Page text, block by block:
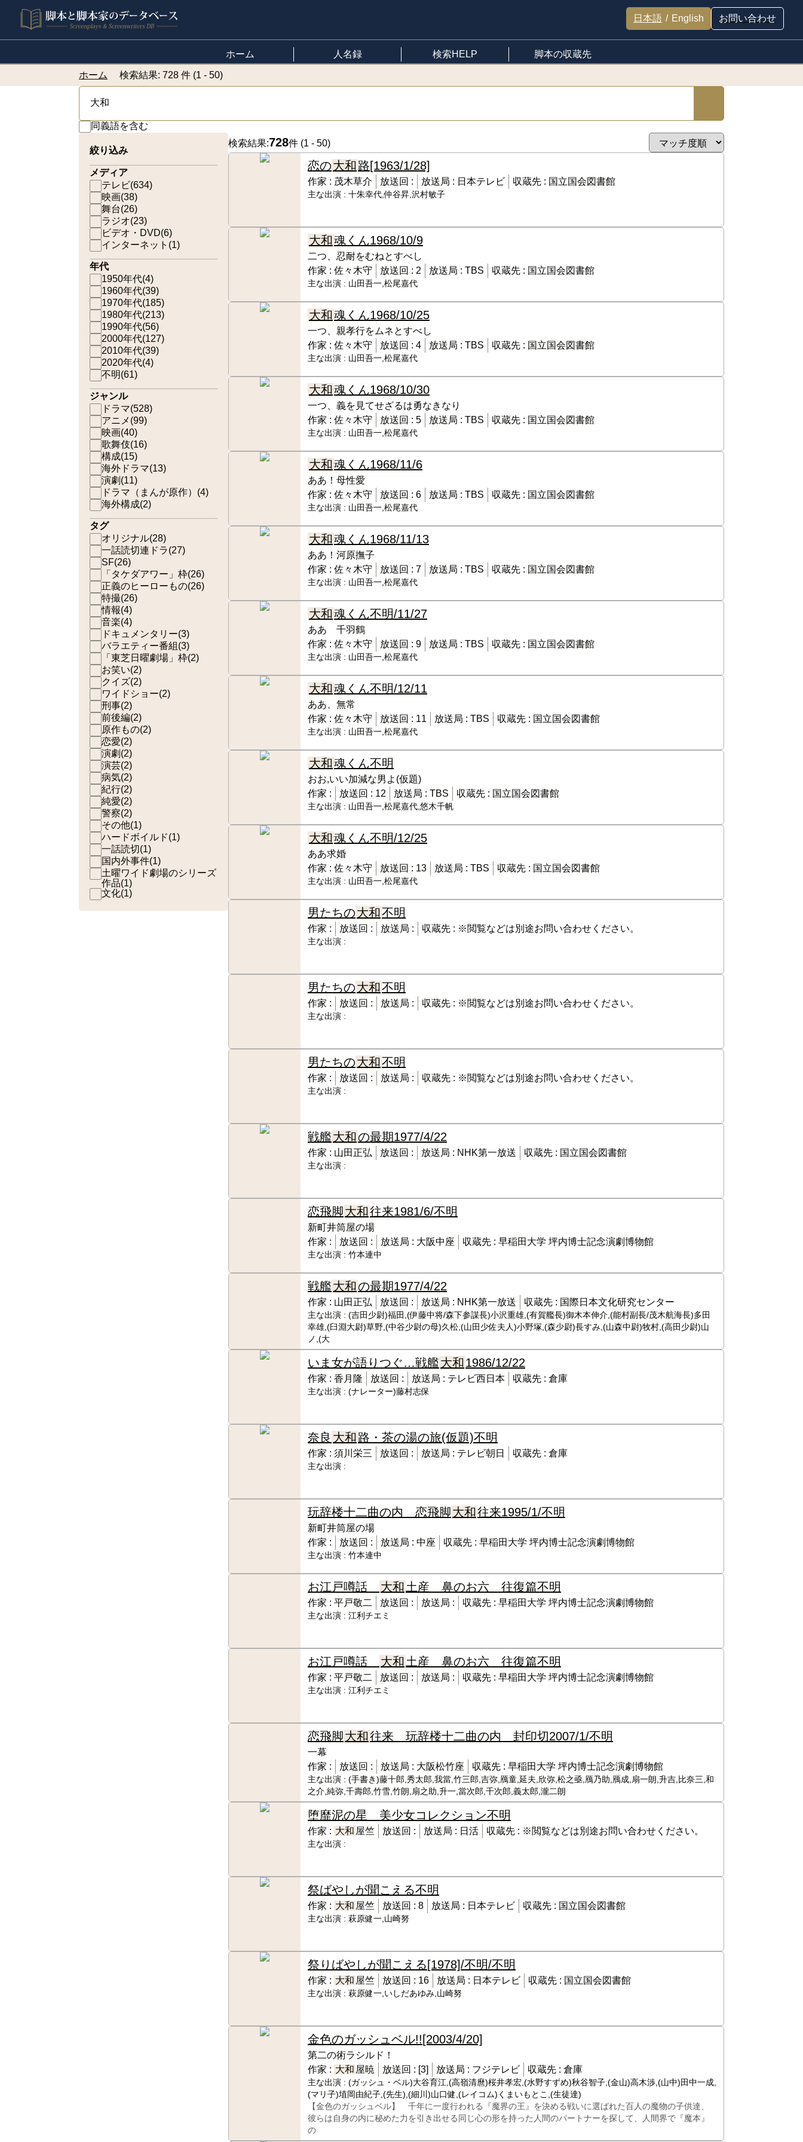
日本語 / English お問い合わせ
ホーム 人名録 検索HELP 脚本の収蔵先
ホーム 検索結果: 728 件 (1 - 50)
同義語を含む
絞り込み
メディア
テレビ(634)
映画(38)
舞台(26)
ラジオ(23)
ビデオ・DVD(6)
インターネット (1)
年代
1950年代(4)
1960年代(39)
1970年代(185)
1980年代(213)
1990年代(56)
2000年代(127)
2010年代(39)
2020年代(4)
不明(61)
ジャンル
ドラマ(528)
アニメ (99)
映画(40)
歌舞伎(16)
構成(15)
海外ドラマ(13)
演劇 (11)
ドラマ（まんが原作） (4)
海外構成(2)
タグ
オリジナル(28)
一話読切連ドラ(27)
SF(26)
「タケダアワー」枠(26)
正義のヒーローもの(26)
特撮(26)
情報(4)
音楽(4)
ドキュメンタリー(3)
バラエティー番組(3)
「東芝日曜劇場」枠(2)
お笑い(2)
クイズ(2)
ワイドショー(2)
刑事(2)
前後編(2)
原作もの(2)
恋愛(2)
演劇 (2)
演芸(2)
病気(2)
紀行(2)
純愛(2)
警察(2)
その他(1)
ハードボイルド(1)
一話読切(1)
国内外事件(1)
土曜ワイド劇場のシリーズ
作品(1)
文化(1)
検索結果:728件 (1 - 50)
恋の大和路[1963/1/28]
作家 : 茂木草介 放送回 : 放送局 : 日本テレビ 収蔵先 : 国立国会図書館
主な出演 : 十朱幸代,仲谷昇,沢村敏子
大和魂くん1968/10/9
二つ、忍耐をむねとすべし
作家 : 佐々木守 放送回 : 2 放送局 : TBS 収蔵先 : 国立国会図書館
主な出演 : 山田吾一,松尾嘉代
大和魂くん1968/10/25
一つ、親孝行をムネとすべし
作家 : 佐々木守 放送回 : 4 放送局 : TBS 収蔵先 : 国立国会図書館
主な出演 : 山田吾一,松尾嘉代
大和魂くん1968/10/30
一つ、義を見てせざるは勇なきなり
作家 : 佐々木守 放送回 : 5 放送局 : TBS 収蔵先 : 国立国会図書館
主な出演 : 山田吾一,松尾嘉代
大和魂くん1968/11/6
ああ！母性愛
作家 : 佐々木守 放送回 : 6 放送局 : TBS 収蔵先 : 国立国会図書館
主な出演 : 山田吾一,松尾嘉代
大和魂くん1968/11/13
ああ！河原撫子
作家 : 佐々木守 放送回 : 7 放送局 : TBS 収蔵先 : 国立国会図書館
主な出演 : 山田吾一,松尾嘉代
大和魂くん不明/11/27
ああ 千羽鶴
作家 : 佐々木守 放送回 : 9 放送局 : TBS 収蔵先 : 国立国会図書館
主な出演 : 山田吾一,松尾嘉代
大和魂くん不明/12/11
ああ、無常
作家 : 佐々木守 放送回 : 11 放送局 : TBS 収蔵先 : 国立国会図書館
主な出演 : 山田吾一,松尾嘉代
大和魂くん不明
おお,いい加減な男よ(仮題)
作家 :
放送回 : 12 放送局 : TBS 収蔵先 : 国立国会図書館
主な出演 : 山田吾一,松尾嘉代,悠木千帆
大和魂くん不明/12/25
ああ求婚
作家 : 佐々木守 放送回 : 13 放送局 : TBS 収蔵先 : 国立国会図書館
主な出演 : 山田吾一,松尾嘉代
男たちの大和不明
作家 : 放送回 : 放送局 : 収蔵先 : ※閲覧などは別途お問い合わせください。
主な出演 :
男たちの大和不明
作家 : 放送回 : 放送局 : 収蔵先 : ※閲覧などは別途お問い合わせください。
主な出演 :
男たちの大和不明
作家 : 放送回 : 放送局 : 収蔵先 : ※閲覧などは別途お問い合わせください。
主な出演 :
戦艦大和の最期1977/4/22
作家 : 山田正弘 放送回 : 放送局 : NHK第一放送 収蔵先 : 国立国会図書館
主な出演 :
恋飛脚大和往来1981/6/不明
新町井筒屋の場
作家 :
放送回 : 放送局 : 大阪中座 収蔵先 : 早稲田大学 坪内博士記念演劇博物館
主な出演 : 竹本連中
戦艦大和の最期1977/4/22
作家 : 山田正弘 放送回 : 放送局 : NHK第一放送 収蔵先 : 国際日本文化研究センター
主な出演 : (吉田少尉)福田,(伊藤中将/森下参謀長)小沢重雄,(有賀艦長)御木本伸介,(能村副長/茂木航海長)多田
幸雄,(臼淵大尉)草野,(中谷少尉の母)久松,(山田少佐夫人)小野塚,(森少尉)長すみ,(山森中尉)牧村,(高田少尉)山
ノ,(大
いま女が語りつぐ…戦艦大和1986/12/22
作家 : 香月隆 放送回 : 放送局 : テレビ西日本 収蔵先 : 倉庫
主な出演 : (ナレーター)藤村志保
奈良 大和路・茶の湯の旅(仮題)不明
作家 : 須川栄三 放送回 : 放送局 : テレビ朝日 収蔵先 : 倉庫
主な出演 :
玩辞楼十二曲の内 恋飛脚大和往来1995/1/不明
新町井筒屋の場
作家 :
放送回 : 放送局 : 中座 収蔵先 : 早稲田大学 坪内博士記念演劇博物館
主な出演 : 竹本連中
お江戸噂話 大和 土産 鼻のお六 往復篇不明
作家 : 平戸敬二 放送回 : 放送局 : 収蔵先 : 早稲田大学 坪内博士記念演劇博物館
主な出演 : 江利チエミ
お江戸噂話 大和 土産 鼻のお六 往復篇不明
作家 : 平戸敬二 放送回 : 放送局 : 収蔵先 : 早稲田大学 坪内博士記念演劇博物館
主な出演 : 江利チエミ
恋飛脚大和往来 玩辞楼十二曲の内 封印切2007/1/不明
一幕
作家 :
放送回 : 放送局 : 大阪松竹座 収蔵先 : 早稲田大学 坪内博士記念演劇博物館
主な出演 : (手書き)藤十郎,秀太郎,我當,竹三郎,吉弥,鴈童,延夫,欣弥,松之亟,鴈乃助,鴈成,扇一朗,升吉,比奈三,和
之介,純弥,千壽郎,竹雪,竹朗,扇之助,升一,當次郎,千次郎,義太郎,瀧二朗
堕靡泥の星 美少女コレクション不明
作家 : 大和 屋竺 放送回 : 放送局 : 日活 収蔵先 : ※閲覧などは別途お問い合わせください。
主な出演 :
祭ばやしが聞こえる不明
作家 : 大和 屋竺 放送回 : 8 放送局 : 日本テレビ 収蔵先 : 国立国会図書館
主な出演 : 萩原健一,山崎努
祭りばやしが聞こえる[1978]/不明/不明
作家 : 大和 屋竺 放送回 : 16 放送局 : 日本テレビ 収蔵先 : 国立国会図書館
主な出演 : 萩原健一,いしだあゆみ,山崎努
金色のガッシュベル!![2003/4/20]
第二の術ラシルド！
作家 : 大和 屋暁 放送回 : [3] 放送局 : フジテレビ 収蔵先 : 倉庫
主な出演 : (ガッシュ・ベル)大谷育江,(高嶺清麿)桜井孝宏,(水野すずめ)秋谷智子,(金山)高木渉,(山中)田中一成,
(マリ子)埴岡由紀子,(先生),(細川)山口健,(レイコム)くまいもとこ,(生徒達)
【金色のガッシュベル】 千年に一度行われる『魔界の王』を決める戦いに選ばれた百人の魔物の子供達、
彼らは自身の内に秘めた力を引き出せる同じ心の形を持った人間のパートナーを探して、人間界で『魔本』
の